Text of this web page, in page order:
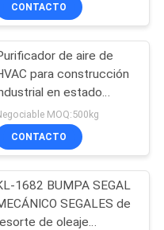
calor
173
CONTACTO
de aire de
para construcción
en estado
Cuadro de aluminio
metálica pre-filtro
lavable
MOQ:500kg
CONTACTO
1682 BUMPA SEGAL
SEGALES de
de oleaje